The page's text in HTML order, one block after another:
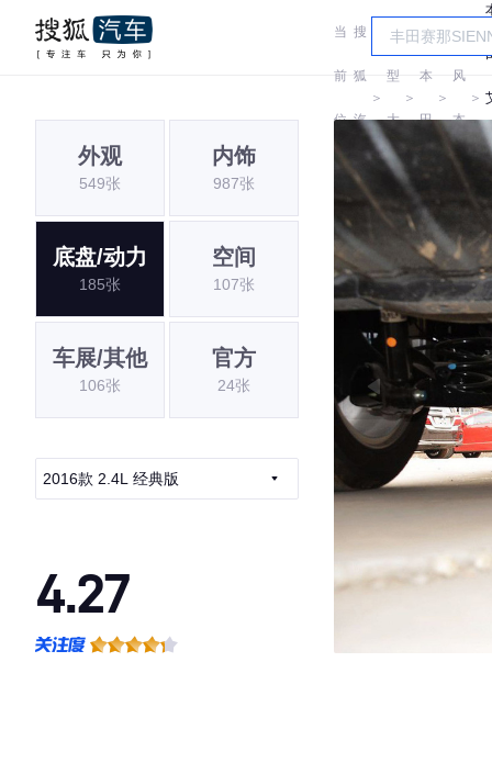
当
前
位
置:
搜
狐
汽
＞
车
型
大
全
＞
本
田
＞
东
风
本
田
＞
外观
549张
内饰
987张
底盘/动力
185张
空间
107张
车展/其他
106张
官方
24张
2016款 2.4L 经典版
4.27